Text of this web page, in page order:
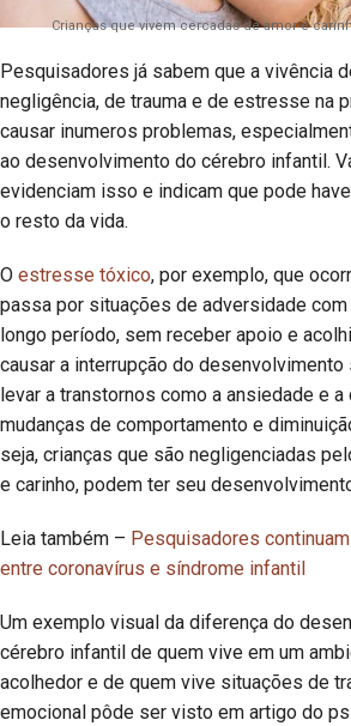
Crianças que vivem cercadas de amor e
Pesquisadores já sabem que a vivência
negligência, de trauma e de estresse na
causar inumeros problemas,
ao desenvolvimento do cérebro infantil.
evidenciam isso e indicam que pode
o resto da vida.
O estresse tóxico, por exemplo, que
passa por situações de adversidade
longo período, sem receber apoio e
causar a interrupção do
levar a transtornos como a ansiedade e
mudanças de comportamento e
seja, crianças que são negligenciadas
e carinho, podem ter seu
Leia também – Pesquisadores
entre coronavírus e síndrome infantil
Um exemplo visual da diferença do
cérebro infantil de quem vive em um
acolhedor e de quem vive situações de
emocional pôde ser visto em artigo do